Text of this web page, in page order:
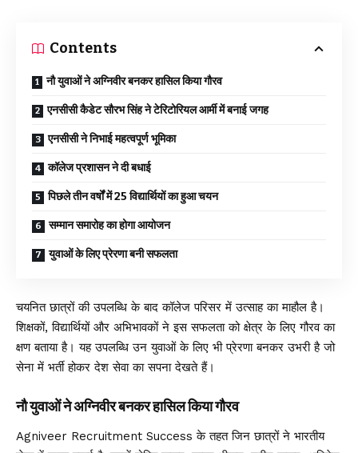
Contents
नौ युवाओं ने अग्निवीर बनकर हासिल किया गौरव
एनसीसी कैडेट सौरभ सिंह ने टेरिटोरियल आर्मी में बनाई जगह
एनसीसी ने निभाई महत्वपूर्ण भूमिका
कॉलेज प्रशासन ने दी बधाई
पिछले तीन वर्षों में 25 विद्यार्थियों का हुआ चयन
सम्मान समारोह का होगा आयोजन
युवाओं के लिए प्रेरणा बनी सफलता
चयनित छात्रों की उपलब्धि के बाद कॉलेज परिसर में उत्साह का माहौल है।
शिक्षकों, विद्यार्थियों और अभिभावकों ने इस सफलता को क्षेत्र के लिए गौरव का
क्षण बताया है। यह उपलब्धि उन युवाओं के लिए भी प्रेरणा बनकर उभरी है जो
सेना में भर्ती होकर देश सेवा का सपना देखते हैं।
नौ युवाओं ने अग्निवीर बनकर हासिल किया गौरव
Agniveer Recruitment Success के तहत जिन छात्रों ने भारतीय